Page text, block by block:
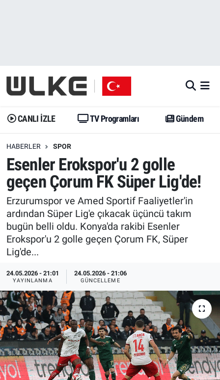
CANLI İZLE TV Programları Gündem
HABERLER SPOR
Esenler Erokspor'u 2 golle
geçen Çorum FK Süper Lig'de!
Erzurumspor ve Amed Sportif Faaliyetler'in
ardından Süper Lig'e çıkacak üçüncü takım
bugün belli oldu. Konya'da rakibi Esenler
Erokspor'u 2 golle geçen Çorum FK, Süper
Lig'de...
24.05.2026 - 21:01
YAYINLANMA
24.05.2026 - 21:06
GÜNCELLEME
Gündem
Dünya
Erişim Bilgileri
Ekonomi
Trend
Özel Haberler
Gündem
Trend
Erişim Bilgileri
Spor
Ekonomi
Dünya
Kadın
Erişim Bilgileri
Sağlık
İstanbul Namaz Vakitleri
Trafik Durumu
Erişim Bilgileri
Tüm Manşetler
Son Dakika Haberleri
Haber Arşivi